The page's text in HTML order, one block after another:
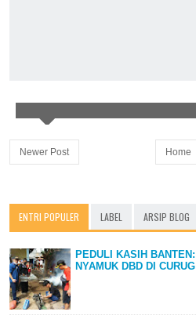
Newer Post Home
ENTRI POPULER LABEL ARSIP BLOG
PEDULI KASIH
NYAMUK DBD DI